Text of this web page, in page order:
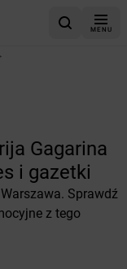
MENU
Gagarina
i gazetki
Sprawdź
z tego